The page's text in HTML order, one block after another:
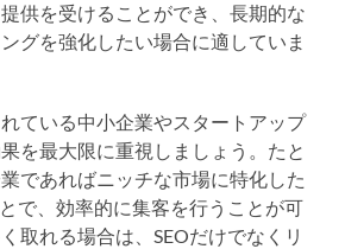
供を受けることができ、長期的な
グを強化したい場合に適していま
ている中小企業やスタートアップ
を最大限に重視しましょう。たと
であればニッチな市場に特化した
で、効率的に集客を行うことが可
取れる場合は、SEOだけでなくリ